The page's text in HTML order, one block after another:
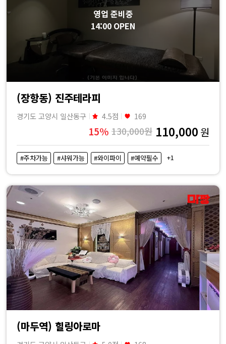
영업 준비중
14:00 OPEN
(장항동) 진주테라피
경기도 고양시 일산동구 4.5점 169
15% 130,000원 110,000 원
#주차가능 #샤워가능 #와이파이 #예약필수 +1
(마두역) 힐링아로마